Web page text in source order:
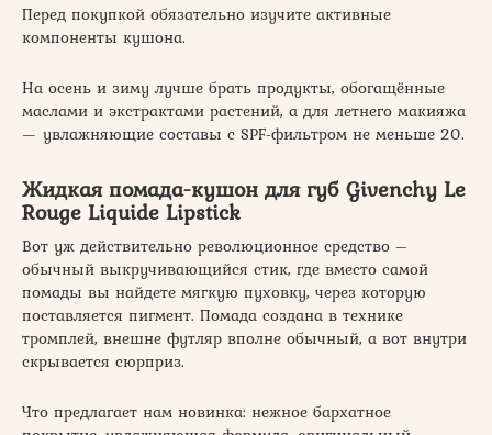
Перед покупкой обязательно изучите активные
компоненты кушона.
На осень и зиму лучше брать продукты, обогащённые
маслами и экстрактами растений, а для летнего макияжа
— увлажняющие составы с SPF-фильтром не меньше 20.
Жидкая помада-кушон для губ Givenchy Le
Rouge Liquide Lipstick
Вот уж действительно революционное средство –
обычный выкручивающийся стик, где вместо самой
помады вы найдете мягкую пуховку, через которую
поставляется пигмент. Помада создана в технике
тромплей, внешне футляр вполне обычный, а вот внутри
скрывается сюрприз.
Что предлагает нам новинка: нежное бархатное